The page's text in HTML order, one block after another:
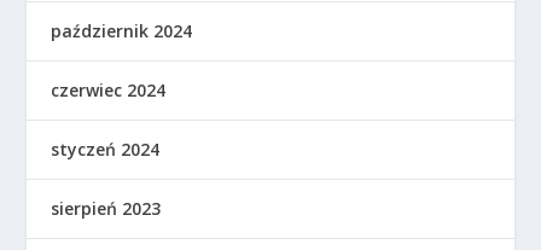
październik 2024
czerwiec 2024
styczeń 2024
sierpień 2023